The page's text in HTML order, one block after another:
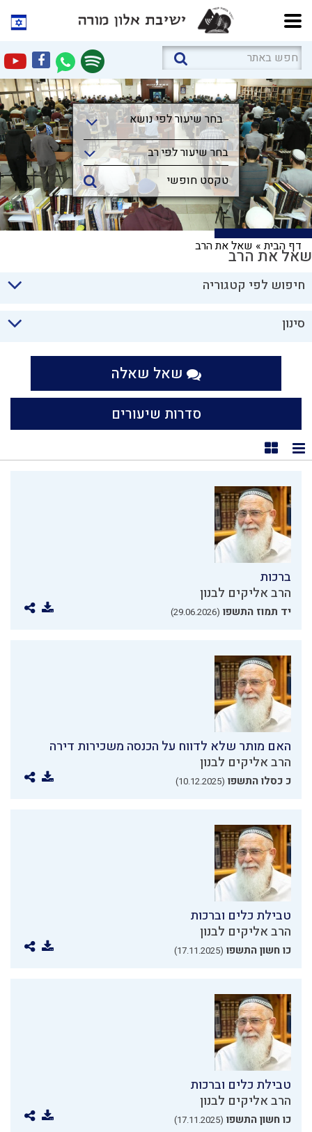
בחר שיעור לפי נושא
בחר שיעור לפי נושא
בחר שיעור לפי רב
דף הבית» שאל את הרבשאל את הרב
חיפוש לפי קטגוריה
סינון
שאל שאלה
סדרות שיעורים
תצוגת רשימה
תצוגת קוביות
ברכות
הרב אליקים לבנון
יד תמוז התשפו (29.06.2026)
האם מותר שלא לדווח על הכנסה משכירות דירה
הרב אליקים לבנון
כ כסלו התשפו (10.12.2025)
טבילת כלים וברכות
הרב אליקים לבנון
כו חשון התשפו (17.11.2025)
טבילת כלים וברכות
הרב אליקים לבנון
כו חשון התשפו (17.11.2025)